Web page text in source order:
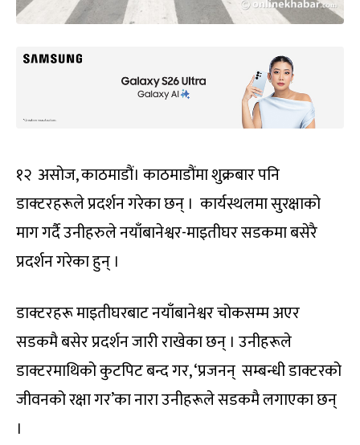
१२ असोज, काठमाडौं। काठमाडौंमा शुक्रबार पनि
डाक्टरहरूले प्रदर्शन गरेका छन् । कार्यस्थलमा सुरक्षाको
माग गर्दै उनीहरुले नयाँबानेश्वर-माइतीघर सडकमा बसेरै
प्रदर्शन गरेका हुन् ।
डाक्टरहरू माइतीघरबाट नयाँबानेश्वर चोकसम्‍म अएर
सडकमै बसेर प्रदर्शन जारी राखेका छन् । उनीहरूले
डाक्टरमाथिको कुटपिट बन्द गर, ‘प्रजनन् सम्बन्धी डाक्टरको
जीवनको रक्षा गर’का नारा उनीहरूले सडकमै लगाएका छन्
।